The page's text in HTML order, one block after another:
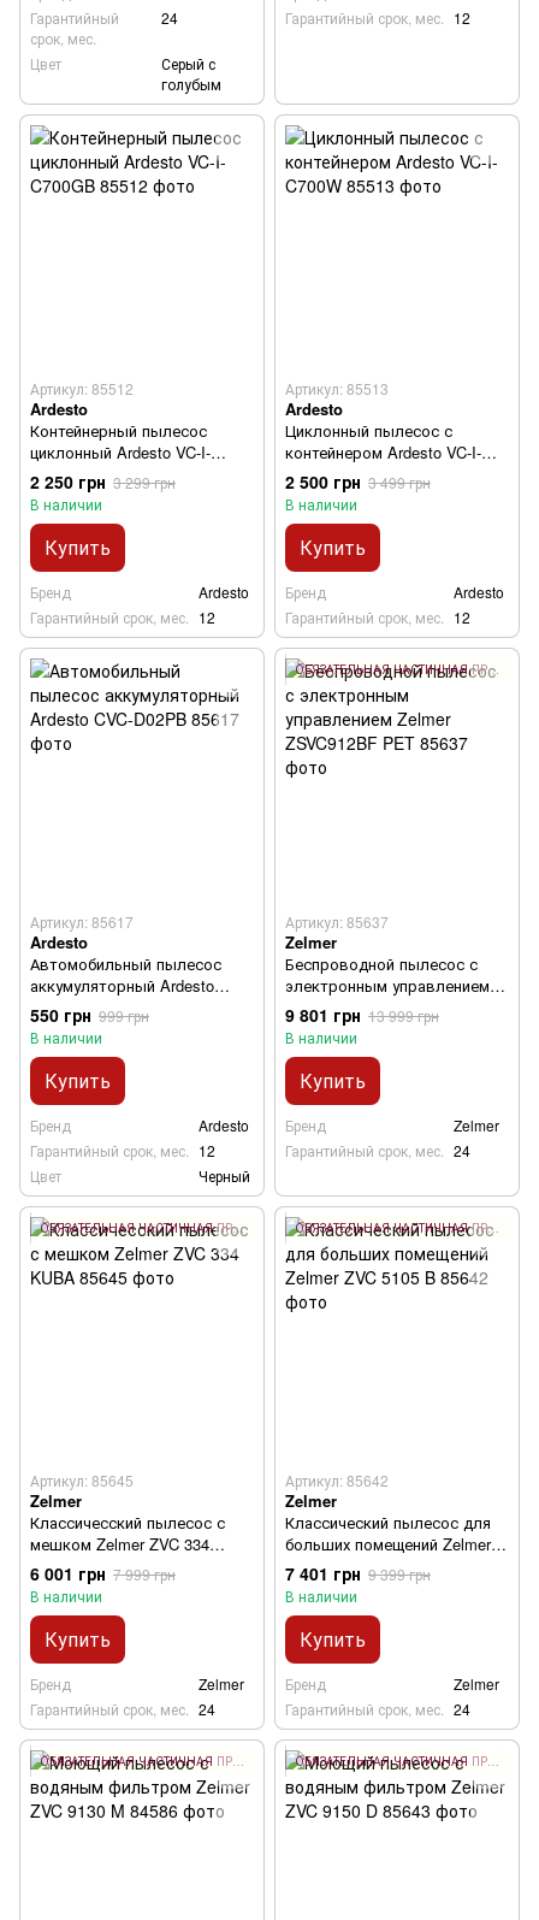
Гарантийный
срок, мес.
24
Цвет
Серый с
голубым
Гарантийный срок, мес.
12
Артикул: 85512
Ardesto
Контейнерный пылесос
циклонный Ardesto VC-I-
C700GB
2 250 грн 3 299 грн
В наличии
Купить
Бренд
Ardesto
Гарантийный срок, мес.
12
Артикул: 85513
Ardesto
Циклонный пылесос с
контейнером Ardesto VC-I-
C700W
2 500 грн 3 499 грн
В наличии
Купить
Бренд
Ardesto
Гарантийный срок, мес.
12
Артикул: 85617
Ardesto
Автомобильный пылесос
аккумуляторный Ardesto
CVC-D02PB
550 грн 999 грн
В наличии
Купить
Бренд
Ardesto
Гарантийный срок, мес.
12
Цвет
Черный
ОБЯЗАТЕЛЬНАЯ ЧАСТИЧНАЯ ПРЕДОПЛАТА 10%
Артикул: 85637
Zelmer
Беспроводной пылесос с
электронным управлением
Zelmer ZSVC912BF PET
9 801 грн 13 999 грн
В наличии
Купить
Бренд
Zelmer
Гарантийный срок, мес.
24
ОБЯЗАТЕЛЬНАЯ ЧАСТИЧНАЯ ПРЕДОПЛАТА 10%
Артикул: 85645
Zelmer
Классичесский пылесос с
мешком Zelmer ZVC 334
KUBA
6 001 грн 7 999 грн
В наличии
Купить
Бренд
Zelmer
Гарантийный срок, мес.
24
ОБЯЗАТЕЛЬНАЯ ЧАСТИЧНАЯ ПРЕДОПЛАТА 10%
Артикул: 85642
Zelmer
Классический пылесос для
больших помещений Zelmer
ZVC 5105 B
7 401 грн 9 399 грн
В наличии
Купить
Бренд
Zelmer
Гарантийный срок, мес.
24
ОБЯЗАТЕЛЬНАЯ ЧАСТИЧНАЯ ПРЕДОПЛАТА 10% ОБЯЗАТЕЛЬНАЯ ЧАСТИЧНАЯ ПРЕДОПЛАТА 10%